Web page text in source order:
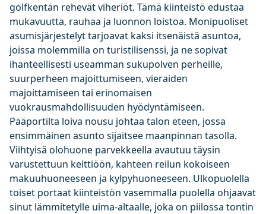
golfkentän rehevät viheriöt. Tämä kiinteistö edustaa
mukavuutta, rauhaa ja luonnon loistoa. Monipuoliset
asumisjärjestelyt tarjoavat kaksi itsenäistä asuntoa,
joissa molemmilla on turistilisenssi, ja ne sopivat
ihanteellisesti useamman sukupolven perheille,
suurperheen majoittumiseen, vieraiden
majoittamiseen tai erinomaisen
vuokrausmahdollisuuden hyödyntämiseen.
Pääportilta loiva nousu johtaa talon eteen, jossa
ensimmäinen asunto sijaitsee maanpinnan tasolla.
Viihtyisä olohuone parvekkeella avautuu täysin
varustettuun keittiöön, kahteen reilun kokoiseen
makuuhuoneeseen ja kylpyhuoneeseen. Ulkopuolella
toiset portaat kiinteistön vasemmalla puolella ohjaavat
sinut lämmitetylle uima-altaalle, joka on piilossa tontin